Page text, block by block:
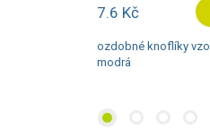
7.6 Kč
ozdobné knoflíky
modrá